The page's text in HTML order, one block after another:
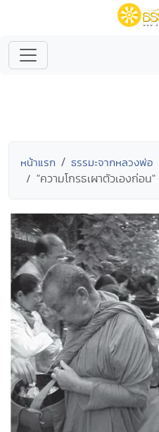
หน้าแรก ธรรมะจากหลวงพ่อ
"ความโกรธเผาตัวเองก่อ